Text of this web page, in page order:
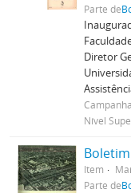
Parte de
Diretor
Nível
Item
Parte de